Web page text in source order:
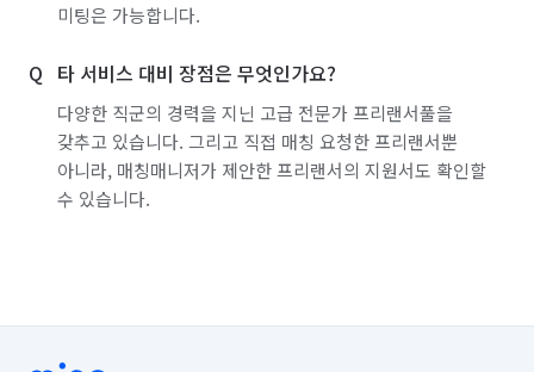
미팅은 가능합니다.
타 서비스 대비 장점은 무엇인가요?
다양한 직군의 경력을 지닌 고급 전문가 프리랜서풀을
갖추고 있습니다. 그리고 직접 매칭 요청한 프리랜서뿐
아니라, 매칭매니저가 제안한 프리랜서의 지원서도 확인할
수 있습니다.